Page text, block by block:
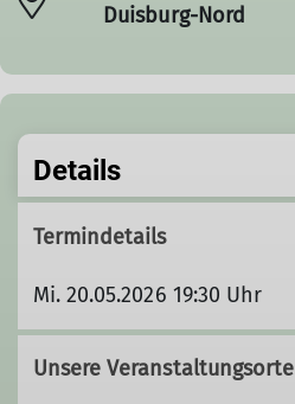
Duisburg-Nord
Details
Termindetails
Mi. 20.05.2026 19:30 Uhr
Unsere Veranstaltungsorte